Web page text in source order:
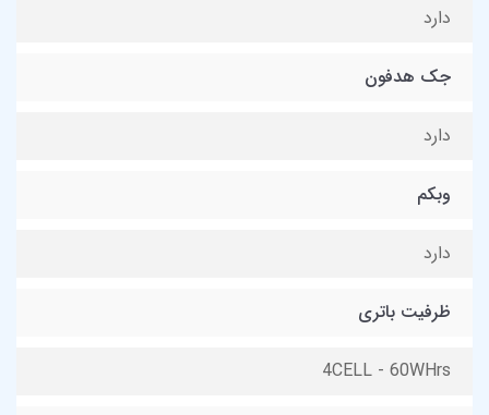
دارد
جک هدفون
دارد
وبکم
دارد
ظرفیت باتری
4CELL - 60WHrs